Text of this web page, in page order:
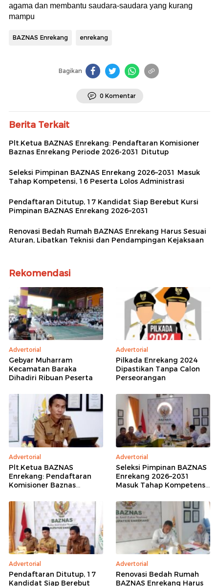
agama dan membantu saudara-saudara yang kurang
mampu
BAZNAS Enrekang enrekang
Bagikan
0 Komentar
Berita Terkait
Plt.Ketua BAZNAS Enrekang: Pendaftaran Komisioner
Baznas Enrekang Periode 2026-2031 Ditutup
Seleksi Pimpinan BAZNAS Enrekang 2026–2031 Masuk
Tahap Kompetensi, 16 Peserta Lolos Administrasi
Pendaftaran Ditutup, 17 Kandidat Siap Berebut Kursi
Pimpinan BAZNAS Enrekang 2026–2031
Renovasi Bedah Rumah BAZNAS Enrekang Harus Sesuai
Aturan, Libatkan Teknisi dan Pendampingan Kejaksaan
Rekomendasi
Advertorial
Gebyar Muharram
Kecamatan Baraka
Dihadiri Ribuan Peserta
Advertorial
Pilkada Enrekang 2024
Dipastikan Tanpa Calon
Perseorangan
Advertorial
Plt.Ketua BAZNAS
Enrekang: Pendaftaran
Komisioner Baznas
2031 Ditutup
Advertorial
Seleksi Pimpinan BAZNAS
Enrekang 2026–2031
Masuk Tahap Kompetensi,
Administrasi
Advertorial
Pendaftaran Ditutup, 17
Kandidat Siap Berebut
Advertorial
Renovasi Bedah Rumah
BAZNAS Enrekang Harus